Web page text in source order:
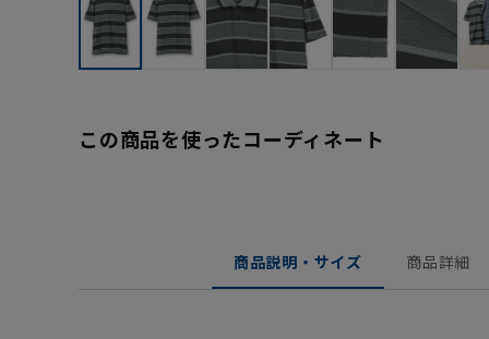
この商品を使ったコーディネート
商品説明・サイズ 商品詳細